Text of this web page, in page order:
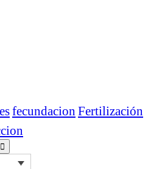
fecundacion Fertilización